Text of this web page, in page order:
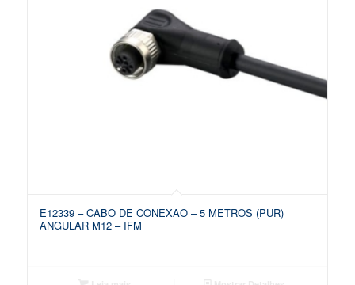
E12339 – CABO DE CONEXAO – 5 METROS (PUR)
ANGULAR M12 – IFM